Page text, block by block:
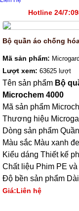
Hotline 24/
Bộ quần áo chống
Mã sản phẩm:
Lượt xem: 63625 lượt
Tên sản phẩm Bộ
Microchem 4000
Mã sản phẩm
Thương hiệu
Dòng sản phẩm
Màu sắc Màu xanh
Kiểu dáng Thiết kế
Chất liệu Phim PE
Độ bền sản phẩm
Giá:Liên hệ